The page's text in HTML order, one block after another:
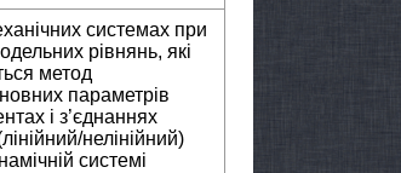
системах при
рівнянь, які
метод
параметрів
і з’єднаннях
нелінійний)
системі